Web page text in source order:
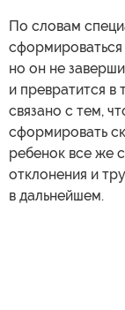
По словам
сформироваться
но он не
и превратится в
связано с тем,
сформировать
ребенок все же
отклонения и
в дальнейшем.